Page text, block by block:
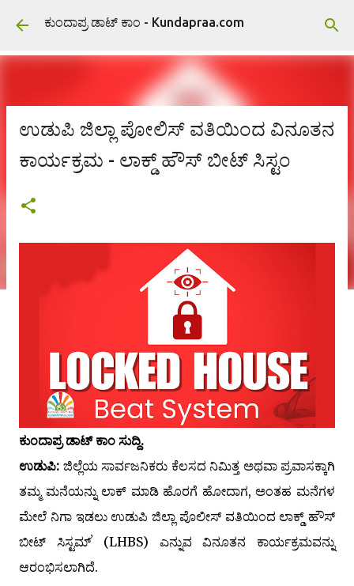
ವಿಷಯಕ್ಕೆ ಹೋಗಿ
ಕುಂದಾಪ್ರ ಡಾಟ್ ಕಾಂ - Kundapraa.com
ಉಡುಪಿ ಜಿಲ್ಲಾ ಪೋಲಿಸ್ ವತಿಯಿಂದ ವಿನೂತನ
ಕಾರ್ಯಕ್ರಮ - ಲಾಕ್ಡ್ ಹೌಸ್ ಬೀಟ್ ಸಿಸ್ಟಂ
ಕುಂದಾಪ್ರ ಡಾಟ್ ಕಾಂ ಸುದ್ದಿ.
ಉಡುಪಿ: ಜಿಲ್ಲೆಯ ಸಾರ್ವಜನಿಕರು ಕೆಲಸದ ನಿಮಿತ್ತ ಅಥವಾ ಪ್ರವಾಸಕ್ಕಾಗಿ
ತಮ್ಮ ಮನೆಯನ್ನು ಲಾಕ್ ಮಾಡಿ ಹೊರಗೆ ಹೋದಾಗ, ಅಂತಹ ಮನೆಗಳ
ಮೇಲೆ ನಿಗಾ ಇಡಲು ಉಡುಪಿ ಜಿಲ್ಲಾ ಪೊಲೀಸ್ ವತಿಯಿಂದ ಲಾಕ್ಡ್ ಹೌಸ್
ಬೀಟ್ ಸಿಸ್ಟಮ್ʼ (LHBS) ಎನ್ನುವ ವಿನೂತನ ಕಾರ್ಯಕ್ರಮವನ್ನು
ಆರಂಭಿಸಲಾಗಿದೆ.